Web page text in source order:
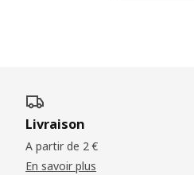
Livraison
A partir de 2 €
En savoir plus